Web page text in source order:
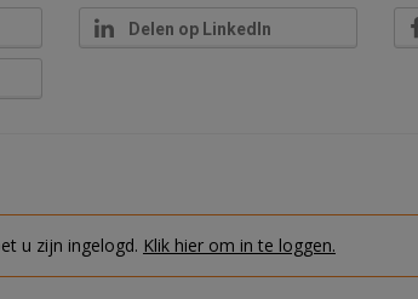
Delen op LinkedIn
u zijn ingelogd. Klik hier om in te loggen.